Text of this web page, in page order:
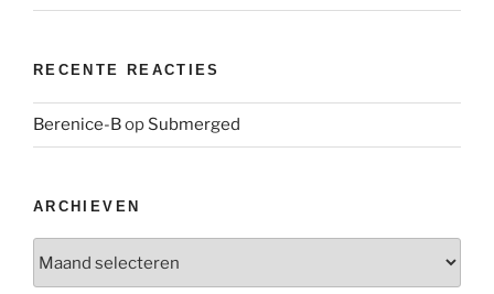
RECENTE REACTIES
Berenice-Bop Submerged
ARCHIEVEN